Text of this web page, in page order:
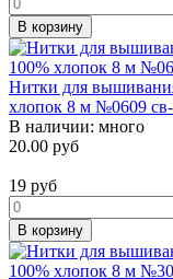
В корзину
Нитки для
хлопок 8 м №0609
В наличии: много
20.00 руб
19 руб
В корзину